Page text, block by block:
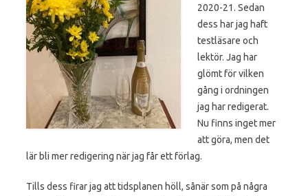
2020-21. Sedan
dess har jag haft
testläsare och
lektör. Jag har
glömt för vilken
gång i ordningen
jag har redigerat.
Nu finns inget mer
att göra, men det
lär bli mer redigering när jag får ett förlag.
Tills dess firar jag att tidsplanen höll, sånär som på några